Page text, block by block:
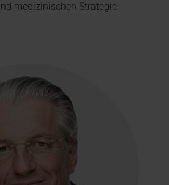
medizinischen Strategie